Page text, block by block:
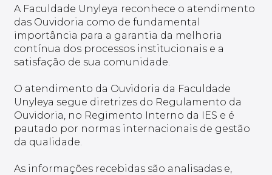
A Faculdade Unyleya reconhece o atendimento
das Ouvidoria como de fundamental
importância para a garantia da melhoria
contínua dos processos institucionais e a
satisfação de sua comunidade.
O atendimento da Ouvidoria da Faculdade
Unyleya segue diretrizes do Regulamento da
Ouvidoria, no Regimento Interno da IES e é
pautado por normas internacionais de gestão
da qualidade.
As informações recebidas são analisadas e,